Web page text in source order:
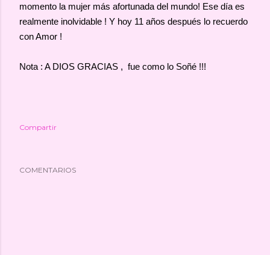
momento la mujer más afortunada del mundo! Ese día es
realmente inolvidable ! Y hoy 11 años después lo recuerdo
con Amor !
Nota : A DIOS GRACIAS , fue como lo Soñé !!!
Compartir
COMENTARIOS